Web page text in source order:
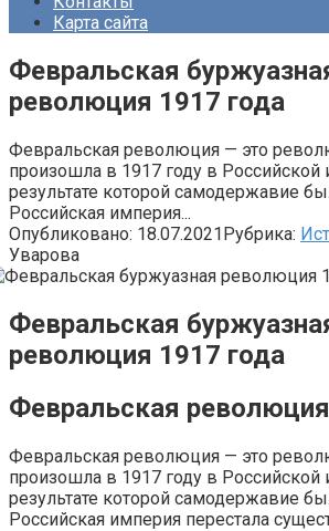
Карта сайта
Февральская
революция 1917 года
Февральская революция — это
произошла в 1917 году в Российской
результате которой самодержавие
Российская империя...
Опубликовано: 18.07.2021Рубрика:
Уварова
Февральская
революция 1917 года
Февральская революция
Февральская революция — это
произошла в 1917 году в Российской
результате которой самодержавие
Российская империя перестала